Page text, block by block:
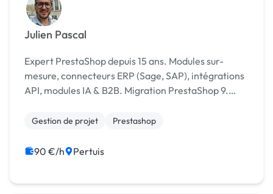
Julien Pascal
Expert PrestaShop depuis 15 ans. Modules sur-
mesure, connecteurs ERP (Sage, SAP), intégrations
API, modules IA & B2B. Migration PrestaShop 9.
Gestion de projet Prestashop
90 €/h Pertuis